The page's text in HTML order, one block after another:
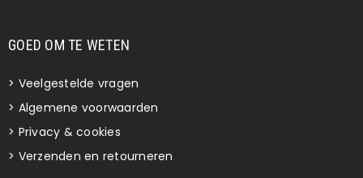
GOED OM TE WETEN
> Veelgestelde vragen
> Algemene voorwaarden
> Privacy & cookies
> Verzenden en retourneren